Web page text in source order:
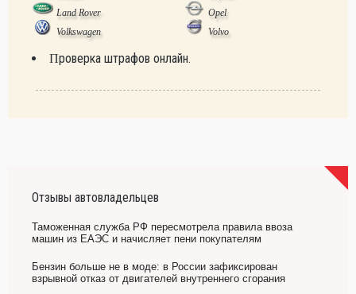
Land Rover
Opel
Volkswagen
Volvo
Проверка штрафов онлайн.
Отзывы автовладельцев
Таможенная служба РФ пересмотрела правила ввоза
машин из ЕАЭС и начисляет пени покупателям
Бензин больше не в моде: в России зафиксирован
взрывной отказ от двигателей внутреннего сгорания